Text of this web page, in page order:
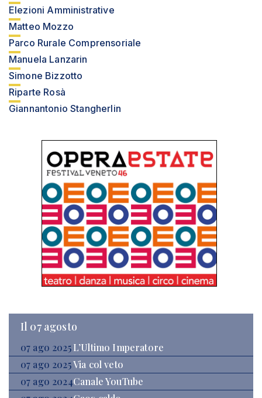
Elezioni Amministrative
Matteo Mozzo
Parco Rurale Comprensoriale
Manuela Lanzarin
Simone Bizzotto
Riparte Rosà
Giannantonio Stangherlin
Il 07 agosto
07 ago 2025 L’Ultimo Imperatore
07 ago 2025Via col veto
07 ago 2024Canale YouTube